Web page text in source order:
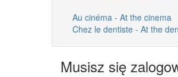
Au cinéma - At the cinema
Chez le dentiste - At the
Musisz się